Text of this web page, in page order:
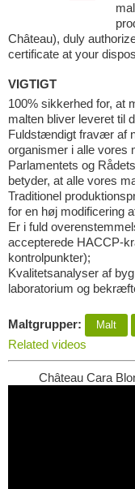
Château), duly
certificate at your
VIGTIGT
100% sikkerhed for, at
malten bliver leveret til
Fuldstændigt fravær af
organismer i alle vores
Parlamentets og
betyder, at alle vores
Traditionel
for en høj modificering
Er i fuld
accepterede HACCP-
kontrolpunkter);
Kvalitetsanalyser af
laboratorium og
Maltgrupper: Malt
Related videos
Château Cara